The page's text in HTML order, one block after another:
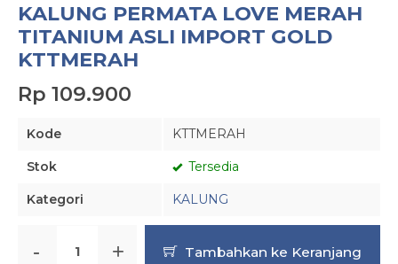
KALUNG PERMATA LOVE MERAH
TITANIUM ASLI IMPORT GOLD
KTTMERAH
Rp 109.900
Kode KTTMERAH
Stok Tersedia
Kategori KALUNG
- + Tambahkan ke Keranjang